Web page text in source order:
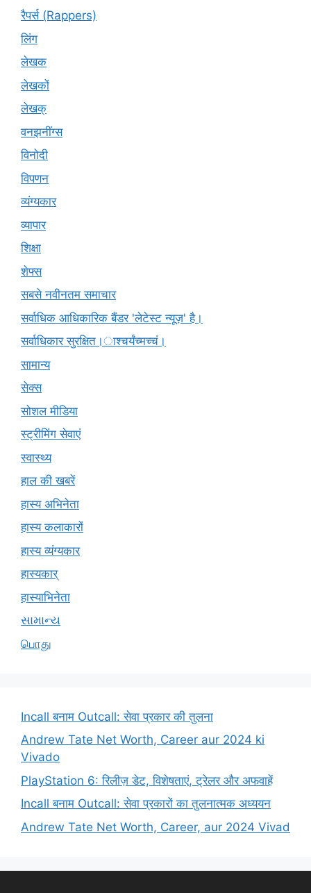
रैपर्स (Rappers)
लिंग
लेखक
लेखकों
लेखक्
वनझनींग्स
विनोदी
विपणन
व्यंग्यकार
व्यापार
शिक्षा
शेफ्स
सबसे नवीनतम समाचार
सर्वाधिक आधिकारिक बैंडर 'लेटेस्ट न्यूज़' है।
सर्वाधिकार सुरक्षित।ाश्चर्यंच्मच्चं।
सामान्य
सेक्स
सोशल मीडिया
स्ट्रीमिंग सेवाएं
स्वास्थ्य
हाल की खबरें
हास्य अभिनेता
हास्य कलाकारों
हास्य व्यंग्यकार
हास्यकार्
हास्याभिनेता
સામાન્ય
பொது
Incall बनाम Outcall: सेवा प्रकार की तुलना
Andrew Tate Net Worth, Career aur 2024 ki
Vivado
PlayStation 6: रिलीज़ डेट, विशेषताएं, ट्रेलर और अफवाहें
Incall बनाम Outcall: सेवा प्रकारों का तुलनात्मक अध्ययन
Andrew Tate Net Worth, Career, aur 2024 Vivad